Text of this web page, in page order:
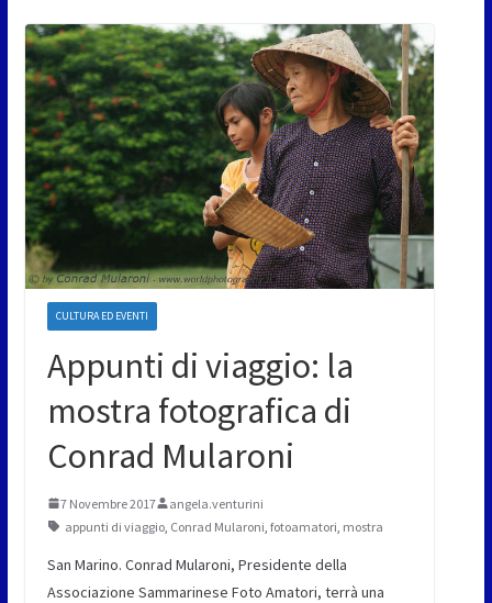
CULTURA ED EVENTI
Appunti di viaggio: la
mostra fotografica di
Conrad Mularoni
7 Novembre 2017
angela.venturini
appunti di viaggio, Conrad Mularoni fotoamatori mostra
San Marino. Conrad Mularoni, Presidente della
Associazione Sammarinese Foto Amatori, terrà una